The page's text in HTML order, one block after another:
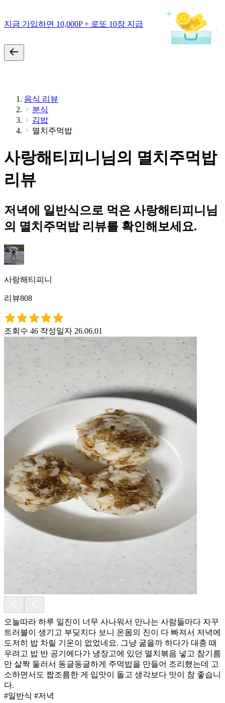
지금 가입하면 10,000P + 로또 10장 지급
음식 리뷰
분식
김밥
멸치주먹밥
사랑해티피니님의 멸치주먹밥
리뷰
저녁에 일반식으로 먹은 사랑해티피니님
의 멸치주먹밥 리뷰를 확인해보세요.
사랑해티피니
리뷰808
조회수 46 작성일자 26.06.01
오늘따라 하루 일진이 너무 사나워서 만나는 사람들마다 자꾸
트러블이 생기고 부딪치다 보니 온몸의 진이 다 빠져서 저녁에
도저히 밥 차릴 기운이 없었네요. 그냥 굶을까 하다가 대충 때
우려고 밥 반 공기에다가 냉장고에 있던 멸치볶음 넣고 참기름
만 살짝 둘러서 동글동글하게 주먹밥을 만들어 조리했는데 고
소하면서도 짭조름한 게 입맛이 돌고 생각보다 맛이 참 좋습니
다.
#일반식 #저녁